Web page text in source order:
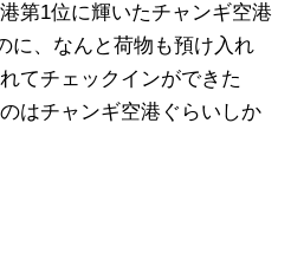
第1位に輝いたチャンギ空港
に、なんと荷物も預け入れ
てチェックインができた
はチャンギ空港ぐらいしか